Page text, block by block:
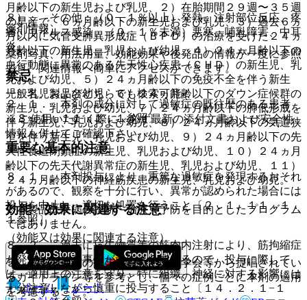
８）． その他：（０．１％以上）発熱、注射部位反応、疼
痛、ウイルス感染、（０．１％未満）悪寒、哺乳障害、中耳
炎。
禁忌
２．１． 本剤の成分に対して過敏症の既往歴のある患者
〔８．１、１１．１．１参照〕。
重要な基本的注意
８．１． 本剤投与により、重篤な過敏症を発現するおそれ
があるので、観察を十分に行い、異常が認められた場合には
投与を中止し、適切な処置を行うこと〔２．１、１１．１．
１参照〕。
８．２． 過去に抗生物質等の筋肉内注射により、筋拘縮症
が発現したとの事例が報告されているので、投与に際して
は、適用上の注意を守り、特に組織、神経に対する影響には
十分注意しながら慎重に投与すること〔１４．２．１−１
月齢以下の新生児および乳児、２）在胎期間２９週〜３５週
の早産で、６ヵ月齢以下の新生児および乳児、３）過去６ヵ
月以内に気管支肺異形成症（ＢＰＤ）の治療を受けた２４ヵ
月齢以下の新生児、乳児および幼児、４）２４ヵ月齢以下の
血行動態に異常のある先天性心疾患（ＣＨＤ）の新生児、乳
児および幼児、５）２４ヵ月齢以下の免疫不全を伴う新生
児、乳児および幼児、６）２４ヵ月齢以下のダウン症候群の
新生児、乳児および幼児、７）２４ヵ月齢以下の肺低形成を
伴う新生児、乳児および幼児、８）２４ヵ月齢以下の気道狭
窄を伴う新生児、乳児および幼児、９）２４ヵ月齢以下の先
天性食道閉鎖症の新生児、乳児および幼児、１０）２４ヵ月
齢以下の先天代謝異常症の新生児、乳児および幼児、１１）
２４ヵ月齢以下の神経筋疾患の新生児、乳児および幼児。
効能・効果に関連する注意
（効能又は効果に関連する注意）
５．１． 本剤の投与に際しては、学会等から提唱されてい
るガイドライン等を参考とし、個々の症例ごとに本剤の適用
を考慮すること。
薬剤情報
薬剤写真、用法用量、効能効果や後発品の情報が一度に参照
でき、関連情報へ簡単にアクセスができます。
一般名、製品名どちらでも検索可能！
※ ご使用いただく際に、必ず最新の添付文書および安全性
情報も併せてご確認下さい。
※本製品は疾病の診断・治療・予防を目的としたプログラム
ではありません。
ホーム
ノート